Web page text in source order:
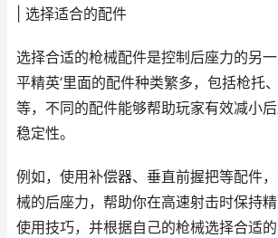
| 选择适合的配件
选择合适的枪械配件是控制后座力的另
平精英’里面的配件种类繁多，包括枪托
等，不同的配件能够帮助玩家有效减小
稳定性。
例如，使用补偿器、垂直前握把等配件
械的后座力，帮助你在高速射击时保持
使用技巧，并根据自己的枪械选择合适